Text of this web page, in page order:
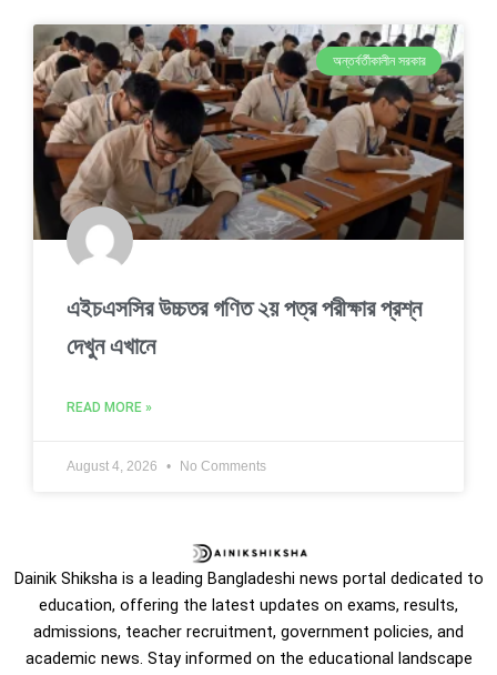
অন্তর্বর্তীকালীন সরকার
এইচএসসির উচ্চতর গণিত ২য় পত্র পরীক্ষার প্রশ্ন
দেখুন এখানে
READ MORE »
August 4, 2026 No Comments
Dainik Shiksha is a leading Bangladeshi news portal dedicated to
education, offering the latest updates on exams, results,
admissions, teacher recruitment, government policies, and
academic news. Stay informed on the educational landscape